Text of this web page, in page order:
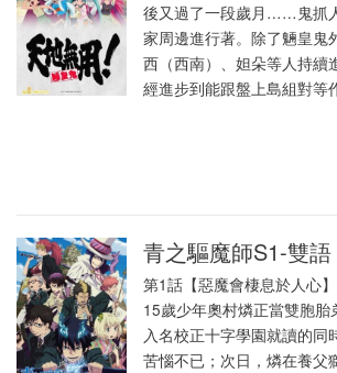
後又過了一段歲月……鬼抓
家周邊進行著。除了魎皇鬼
西（西南）、妲朵等人持續
經進步到能跟盤上島組對等
青之驅魔師S1-雙語
第1話【惡魔會棲息於人心
15歲少年奧村燐正當雙胞胎
入名校正十字學園就讀的同
苦惱不已；次日，燐在養父